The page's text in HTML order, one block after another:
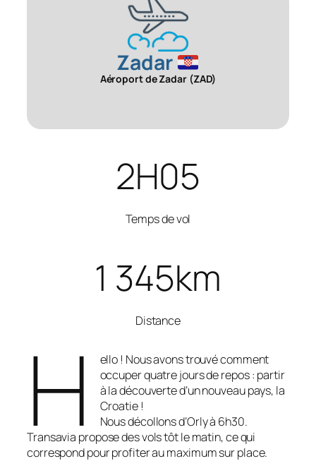
Zadar
Aéroport de Zadar (ZAD)
2H05
Temps de vol
1 345km
Distance
H
ello ! Nous avons trouvé comment
occuper quatre jours de repos : partir
à la découverte d’un nouveau pays, la
Croatie !
Nous décollons d’Orly à 6h30.
Transavia propose des vols tôt le matin, ce qui
correspond pour profiter au maximum sur place.